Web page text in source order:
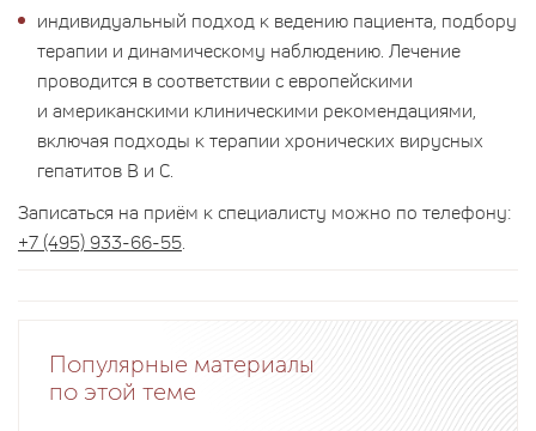
индивидуальный подход к ведению пациента, подбору
терапии и динамическому наблюдению. Лечение
проводится в соответствии с европейскими
и американскими клиническими рекомендациями,
включая подходы к терапии хронических вирусных
гепатитов B и C.
Записаться на приём к специалисту можно по телефону:
+7 (495) 933-66-55.
Популярные материалы
по этой теме